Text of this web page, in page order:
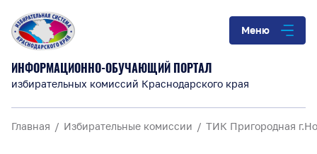
Меню
ИНФОРМАЦИОННО-ОБУЧАЮЩИЙ ПОРТАЛ
избирательных комиссий Краснодарского края
Главная Избирательные комиссии ТИК Пригородная